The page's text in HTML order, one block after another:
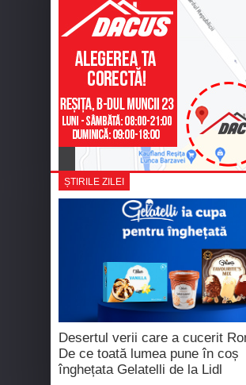
ȘTIRILE ZILEI
Desertul verii care a cucerit
De ce toată lumea pune în coș
înghețata Gelatelli de la Lidl